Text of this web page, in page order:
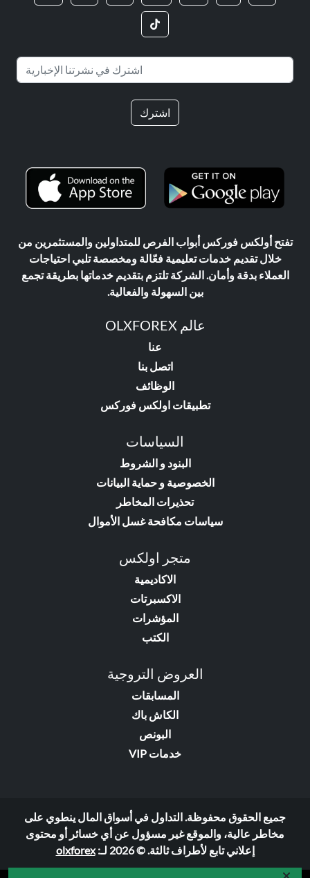
اشترك
تفتح أولكس فوركس أبواب الفرص للمتداولين والمستثمرين من
خلال تقديم خدمات تعليمية فعّالة ومخصصة تلبي احتياجات
العملاء بدقة وأمان. الشركة تلتزم بتقديم خدماتها بطريقة تجمع
بين السهولة والفعالية.
عالم OLXFOREX
عنا
اتصل بنا
الوظائف
تطبيقات اولكس فوركس
السياسات
البنود و الشروط
الخصوصية و حماية البيانات
تحذيرات المخاطر
سياسات مكافحة غسل الأموال
متجر اولكس
الاكاديمية
الاكسبرتات
المؤشرات
الكتب
العروض التروجية
المسابقات
الكاش باك
البونص
خدمات VIP
جميع الحقوق محفوظة. التداول في أسواق المال ينطوي على
مخاطر عالية، والموقع غير مسؤول عن أي خسائر أو محتوى
إعلاني تابع لأطراف ثالثة. © 2026 لـ:
olxforex